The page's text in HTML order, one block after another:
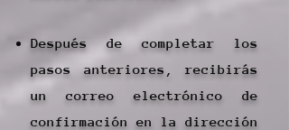
Después de completar los
pasos anteriores, recibirás
un correo electrónico de
confirmación en la dirección